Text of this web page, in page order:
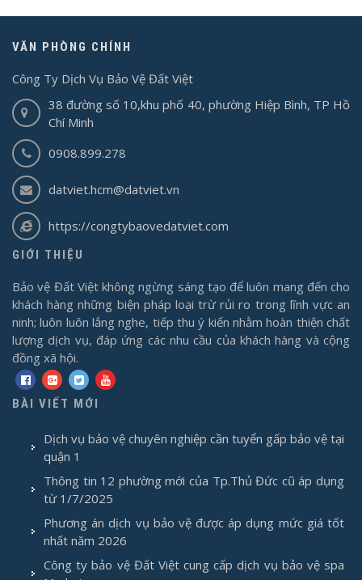
VĂN PHÒNG CHÍNH
Công Ty Dịch Vụ Bảo Vệ Đất Việt
38 đường số 10,khu phố 40, phường Hiệp Bình, TP Hồ
Chí Minh
0908.899.278
datviet.hcm@datviet.vn
https://congtybaovedatviet.com
GIỚI THIỆU
Bảo vệ Đất Việt không ngừng sáng tạo để luôn mang đến cho
khách hàng những biện pháp loại trừ rủi ro trong lĩnh vực an
ninh; luôn luôn lắng nghe, tiếp thu ý kiến nhằm hoàn thiện chất
lượng dịch vụ, đáp ứng các nhu cầu của khách hàng và cộng
đồng xã hội.
BÀI VIẾT MỚI
Dịch vụ bảo vệ chuyên nghiệp cần tuyển gấp bảo vệ tại
quận 1
Thông tin 12 phường mới của Tp.Thủ Đức cũ áp dụng
từ 1/7/2025
Phương án dịch vụ bảo vệ được áp dụng mức giá tốt
nhất năm 2026
Công ty bảo vệ Đất Việt cung cấp dịch vụ bảo vệ spa